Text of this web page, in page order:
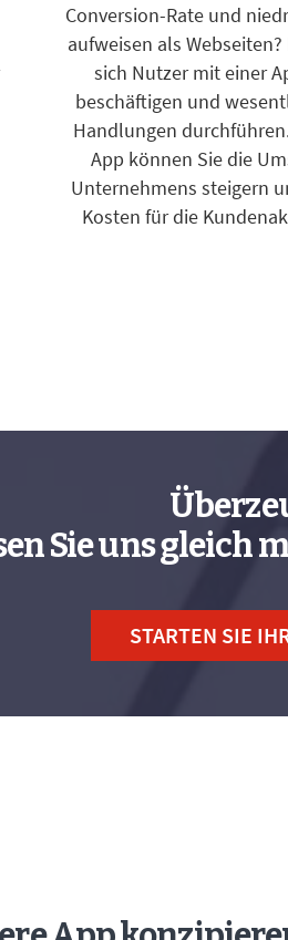
Conversion-Rate und
aufweisen als
sich Nutzer mit einer
beschäftigen und
Handlungen
App können Sie die
Unternehmens steigern
Kosten für die
Sie uns gleich
STARTEN SIE